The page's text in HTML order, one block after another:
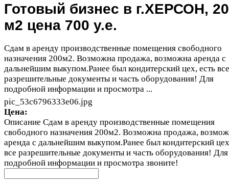
Готовый бизнес в г.ХЕРСОН,
м2 цена 700 у.е.
Сдам в аренду производственные помещения свободного
назначения 200м2. Возможна продажа, возможна аренда с
дальнейшим выкупом.Ранее был кондитерский цех, есть все
разрешительные документы и часть оборудования! Для
подробной информации и просмотра ...
pic_53c6796333e06.jpg
Цена:
Описание Сдам в аренду производственные помещения
свободного назначения 200м2. Возможна продажа,
аренда с дальнейшим выкупом.Ранее был кондитерский
все разрешительные документы и часть оборудования! Для
подробной информации и просмотра звоните!